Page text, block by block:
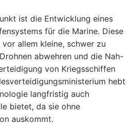
ist die Entwicklung eines
für die Marine. Diese
allem kleine, schwer zu
abwehren und die Nah-
von Kriegsschiffen
hebt
langfristig auch
bietet, da sie ohne
auskommt.